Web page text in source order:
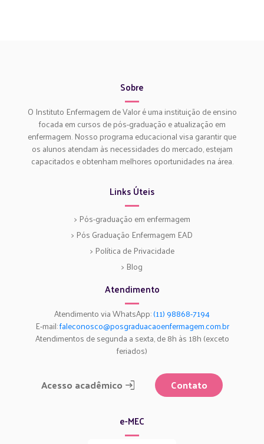
Sobre
O Instituto Enfermagem de Valor é uma instituição de ensino
focada em cursos de pós-graduação e atualização em
enfermagem. Nosso programa educacional visa garantir que
os alunos atendam às necessidades do mercado, estejam
capacitados e obtenham melhores oportunidades na área.
Links Úteis
> Pós-graduação em enfermagem
> Pós Graduação Enfermagem EAD
> Política de Privacidade
> Blog
Atendimento
Atendimento via WhatsApp:(11) 98868-7194
E-mail:faleconosco@posgraduacaoenfermagem.com.br
Atendimentos de segunda a sexta, de 8h às 18h (exceto
feriados)
Acesso acadêmico Contato
e-MEC